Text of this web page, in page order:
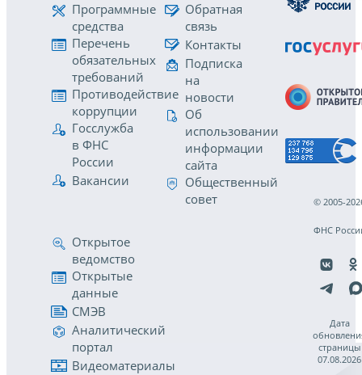
Программные
средства
Перечень
обязательных
требований
Противодействие
коррупции
Госслужба
в ФНС
России
Вакансии
Обратная
связь
Контакты
Подписка
на
новости
Об
использовании
информации
сайта
Общественный
совет
Открытое
ведомство
Открытые
данные
СМЭВ
Аналитический
портал
Видеоматериалы
© 2005-
ФНС
Дата
страницы
07.08.2026